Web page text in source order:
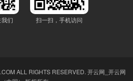
们 扫一扫，手机访问
ALL RIGHTS RESERVED. 开云网_开云网